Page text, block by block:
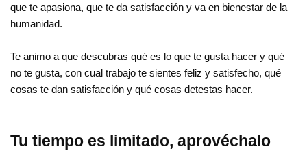
que te apasiona, que te da satisfacción y va en bienestar de la
humanidad.
Te animo a que descubras qué es lo que te gusta hacer y qué
no te gusta, con cual trabajo te sientes feliz y satisfecho, qué
cosas te dan satisfacción y qué cosas detestas hacer.
Tu tiempo es limitado, aprovéchalo